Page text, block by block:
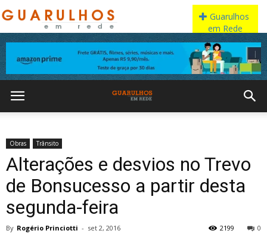
Obras Trânsito
Alterações e desvios no Trevo
de Bonsucesso a partir desta
segunda-feira
By Rogério Princiotti - set 2, 2016 0
2199